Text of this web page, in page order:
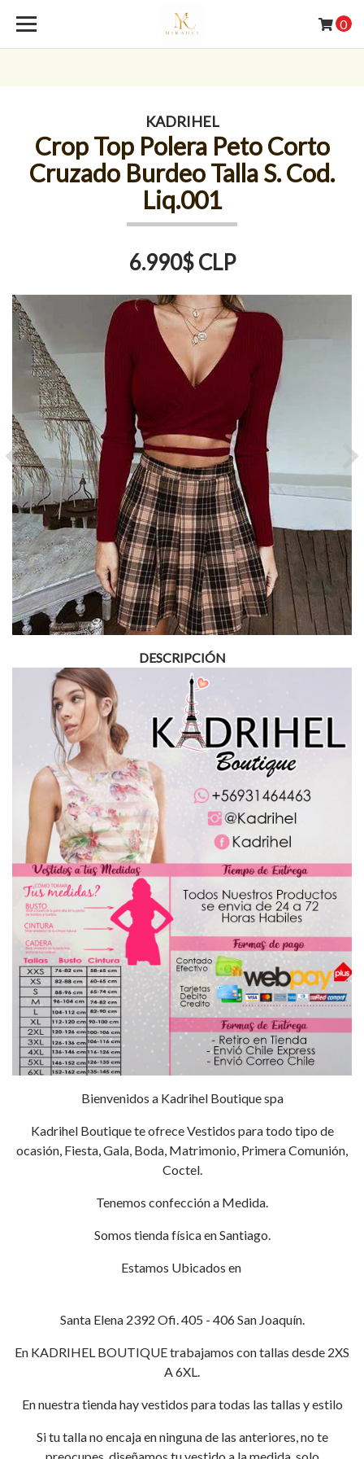
0
KADRIHEL
Crop Top Polera Peto Corto
Cruzado Burdeo Talla S. Cod.
Liq.001
6.990$ CLP
Previous
DESCRIPCIÓN
Bienvenidos a Kadrihel Boutique spa
Kadrihel Boutique te ofrece Vestidos para todo tipo de
ocasión, Fiesta, Gala, Boda, Matrimonio, Primera Comunión,
Coctel.
Tenemos confección a Medida.
Somos tienda física en Santiago.
Estamos Ubicados en
Santa Elena 2392 Ofi. 405 - 406 San Joaquín.
En KADRIHEL BOUTIQUE trabajamos con tallas desde 2XS
A 6XL.
En nuestra tienda hay vestidos para todas las tallas y estilo
Si tu talla no encaja en ninguna de las anteriores, no te